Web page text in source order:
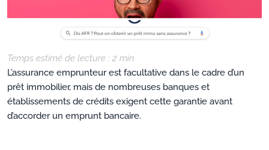
Temps estimé de lecture : 2 min
L’assurance emprunteur est facultative dans le cadre d’un
prêt immobilier, mais de nombreuses banques et
établissements de crédits exigent cette garantie avant
d’accorder un emprunt bancaire.